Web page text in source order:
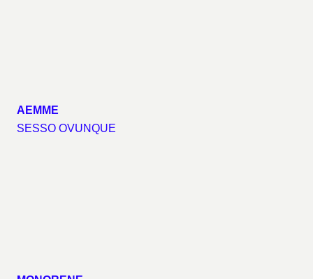
AEMME
SESSO OVUNQUE